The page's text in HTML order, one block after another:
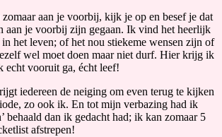
zomaar aan je voorbij, kijk je op en besef je dat
aan je voorbij zijn gegaan. Ik vind het heerlijk
het leven; of het nou stiekeme wensen zijn of
wel moet doen maar niet durf. Hier krijg ik
echt vooruit ga, écht leef!
iedereen de neiging om even terug te kijken
zo ook ik. En tot mijn verbazing had ik
behaald dan ik gedacht had; ik kan zomaar 5
afstrepen!